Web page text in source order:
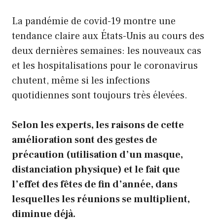
La pandémie de covid-19 montre une
tendance claire aux États-Unis au cours des
deux dernières semaines: les nouveaux cas
et les hospitalisations pour le coronavirus
chutent, même si les infections
quotidiennes sont toujours très élevées.
Selon les experts, les raisons de cette
amélioration sont des gestes de
précaution (utilisation d’un masque,
distanciation physique) et le fait que
l’effet des fêtes de fin d’année, dans
lesquelles les réunions se multiplient,
diminue déjà.